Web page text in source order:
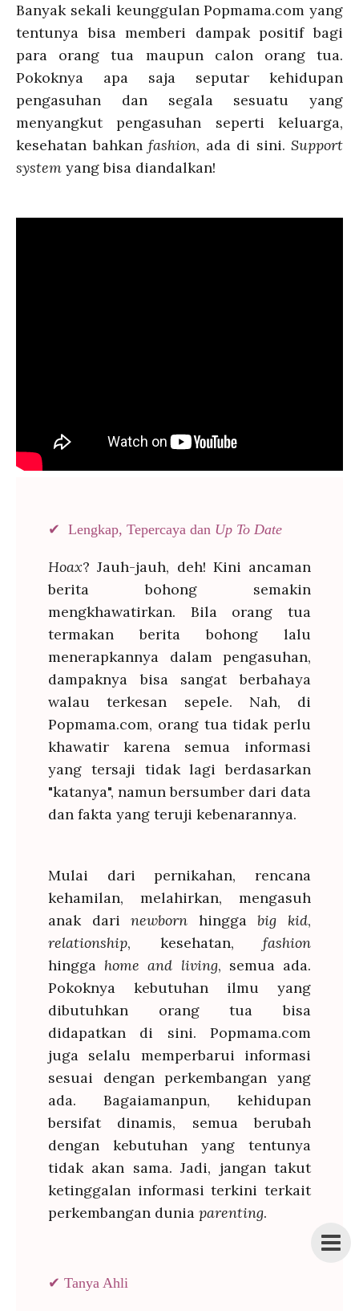
Banyak sekali keunggulan Popmama.com yang
tentunya bisa memberi dampak positif bagi
para orang tua maupun calon orang tua.
Pokoknya apa saja seputar kehidupan
pengasuhan dan segala sesuatu yang
menyangkut pengasuhan seperti keluarga,
kesehatan bahkan fashion, ada di sini. Support
system yang bisa diandalkan!
✔ Lengkap, Tepercaya dan Up To Date
Hoax? Jauh-jauh, deh! Kini ancaman
berita bohong semakin
mengkhawatirkan. Bila orang tua
termakan berita bohong lalu
menerapkannya dalam pengasuhan,
dampaknya bisa sangat berbahaya
walau terkesan sepele. Nah, di
Popmama.com, orang tua tidak perlu
khawatir karena semua informasi
yang tersaji tidak lagi berdasarkan
"katanya", namun bersumber dari data
dan fakta yang teruji kebenarannya.
Mulai dari pernikahan, rencana
kehamilan, melahirkan, mengasuh
anak darinewborn hinggabig kid,
relationship, kesehatan, fashion
hingga home and living, semua ada.
Pokoknya kebutuhan ilmu yang
dibutuhkan orang tua bisa
didapatkan di sini. Popmama.com
juga selalu memperbarui informasi
sesuai dengan perkembangan yang
ada. Bagaiamanpun, kehidupan
bersifat dinamis, semua berubah
dengan kebutuhan yang tentunya
tidak akan sama. Jadi, jangan takut
ketinggalan informasi terkini terkait
perkembangan dunia parenting.
✔ Tanya Ahli